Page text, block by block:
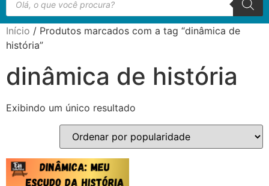
Início / Produtos marcados com a tag “dinâmica de
história”
dinâmica de história
Exibindo um único resultado